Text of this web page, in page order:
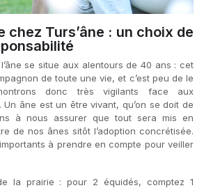
chez Turs’âne : un choix de
se situe aux alentours de 40 ans : cet
de toute une vie, et c’est peu de le
donc très vigilants face aux
âne est un être vivant, qu’on se doit de
à nous assurer que tout sera mis en
de nos ânes sitôt l’adoption concrétisée.
à prendre en compte pour veiller
la prairie : pour 2 équidés, comptez 1